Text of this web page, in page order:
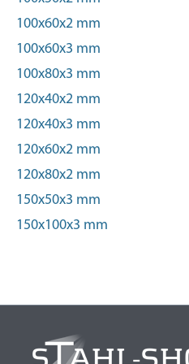
100x60x2 mm
100x60x3 mm
100x80x3 mm
120x40x2 mm
120x40x3 mm
120x60x2 mm
120x80x2 mm
150x50x3 mm
150x100x3 mm